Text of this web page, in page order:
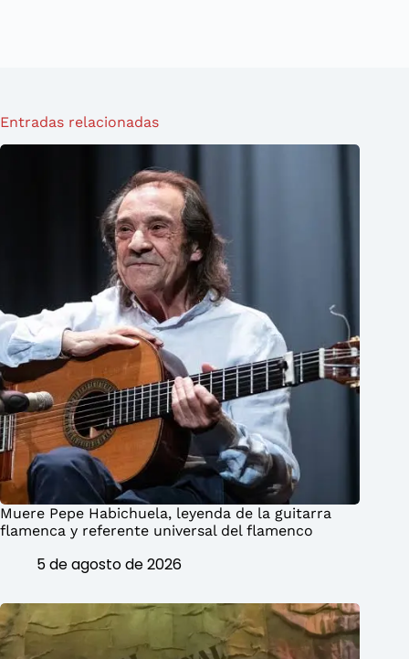
Entradas relacionadas
Muere Pepe Habichuela, leyenda de la guitarra
flamenca y referente universal del flamenco
5 de agosto de 2026